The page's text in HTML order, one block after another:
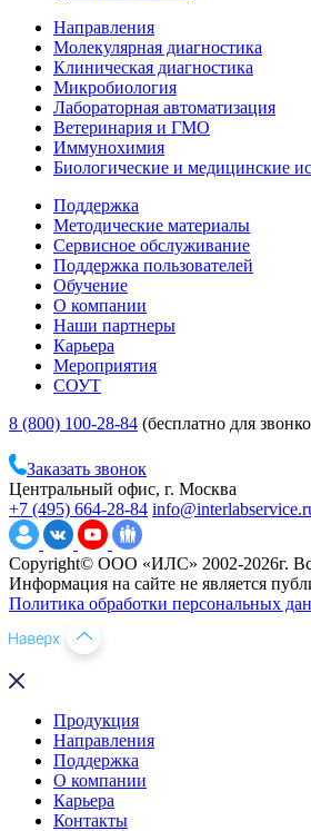
Направления
Молекулярная диагностика
Клиническая диагностика
Микробиология
Лабораторная автоматизация
Ветеринария и ГМО
Иммунохимия
Биологические и медицинские
Поддержка
Методические материалы
Сервисное обслуживание
Поддержка пользователей
Обучение
О компании
Наши партнеры
Карьера
Мероприятия
СОУТ
8 (800) 100-28-84 (бесплатно для
Заказать звонок
Центральный офис, г. Москва
+7 (495) 664-28-84
Copyright© ООО «ИЛС» 2002-2026г.
Информация на сайте не является
Политика обработки персональных
Продукция
Направления
Поддержка
О компании
Карьера
Контакты